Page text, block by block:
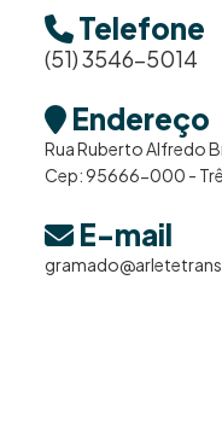
Telefone
(51) 3546-5014
Endereço
Rua Ruberto Alfredo
Cep: 95666-000 -
E-mail